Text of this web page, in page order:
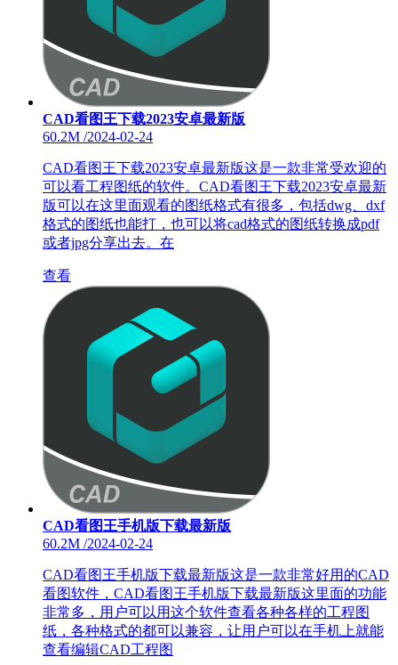
CAD看图王下载2023安卓最新版
60.2M /2024-02-24
CAD看图王下载2023安卓最新版这是一款非常受欢迎的
可以看工程图纸的软件。CAD看图王下载2023安卓最新
版可以在这里面观看的图纸格式有很多，包括dwg、dxf
格式的图纸也能打，也可以将cad格式的图纸转换成pdf
或者jpg分享出去。在
查看
CAD看图王手机版下载最新版
60.2M /2024-02-24
CAD看图王手机版下载最新版这是一款非常好用的CAD
看图软件，CAD看图王手机版下载最新版这里面的功能
非常多，用户可以用这个软件查看各种各样的工程图
纸，各种格式的都可以兼容，让用户可以在手机上就能
查看编辑CAD工程图